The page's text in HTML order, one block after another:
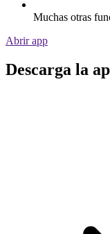
Muchas otras
Abrir app
Descarga la